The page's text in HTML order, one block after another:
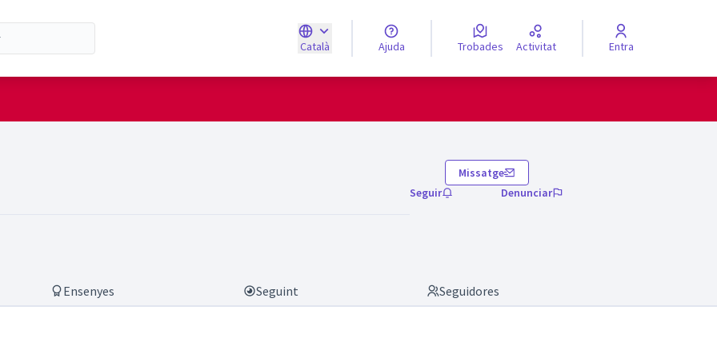
Català
Triar la llenguaElegir el idioma
Ajuda Trobades Activitat Entra
Missatge
Seguir
Denunciar
Ensenyes Seguint Seguidores